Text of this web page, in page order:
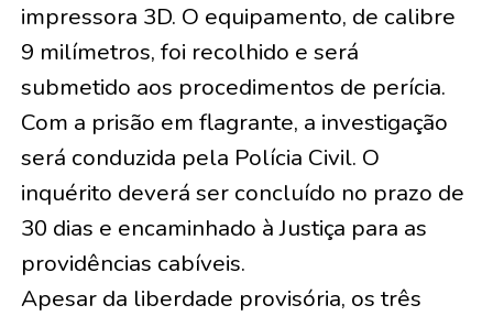
impressora 3D. O equipamento, de calibre
9 milímetros, foi recolhido e será
submetido aos procedimentos de perícia.
Com a prisão em flagrante, a investigação
será conduzida pela Polícia Civil. O
inquérito deverá ser concluído no prazo de
30 dias e encaminhado à Justiça para as
providências cabíveis.
Apesar da liberdade provisória, os três